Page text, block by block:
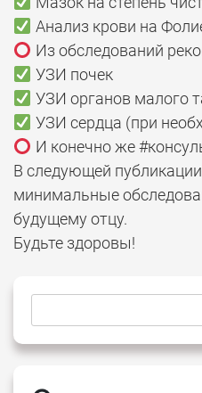
Анализ крови на
Из обследований
УЗИ почек
УЗИ органов малого
УЗИ сердца (при
И конечно же
В следующей
минимальные
будущему отцу.
Будьте здоровы!